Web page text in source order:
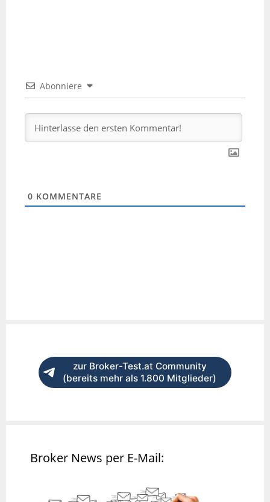
Abonniere
0 KOMMENTARE
zur Broker-Test.at Community
(bereits mehr als 1.800 Mitglieder)
Broker News per E-Mail: